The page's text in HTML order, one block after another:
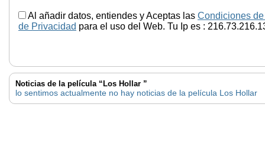
Al añadir datos, entiendes y Aceptas las Condiciones
de Privacidad para el uso del Web. Tu Ip es :
Noticias de la película “Los Hollar ”
lo sentimos actualmente no hay noticias de la película Los Hollar